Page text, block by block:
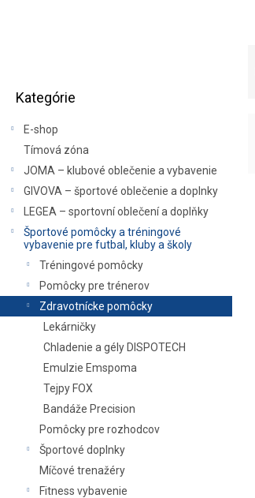
kategórie
Kategórie
E-shop
Tímová zóna
JOMA – klubové oblečenie a vybavenie
GIVOVA – športové oblečenie a doplnky
LEGEA – sportovní oblečení a doplňky
Športové pomôcky a tréningové
vybavenie pre futbal, kluby a školy
Tréningové pomôcky
Pomôcky pre trénerov
Zdravotnícke pomôcky
Lekárničky
Chladenie a gély DISPOTECH
Emulzie Emspoma
Tejpy FOX
Bandáže Precision
Pomôcky pre rozhodcov
Športové doplnky
Míčové trenažéry
Fitness vybavenie